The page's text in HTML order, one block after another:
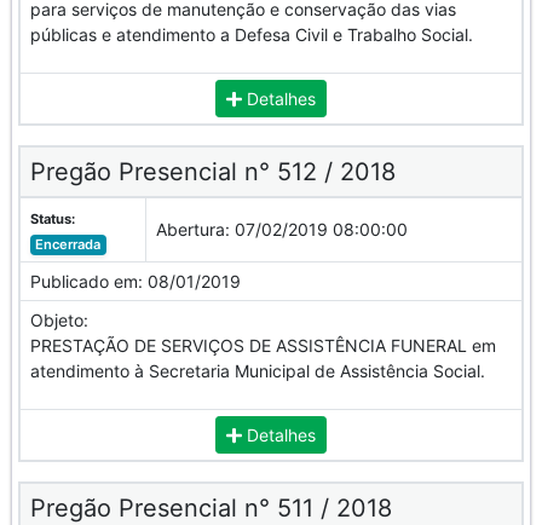
para serviços de manutenção e conservação das vias
públicas e atendimento a Defesa Civil e Trabalho Social.
Detalhes
Pregão Presencial n° 512 / 2018
Status:
Encerrada
Abertura: 07/02/2019 08:00:00
Publicado em: 08/01/2019
Objeto:
PRESTAÇÃO DE SERVIÇOS DE ASSISTÊNCIA FUNERAL em
atendimento à Secretaria Municipal de Assistência Social.
Detalhes
Pregão Presencial n° 511 / 2018